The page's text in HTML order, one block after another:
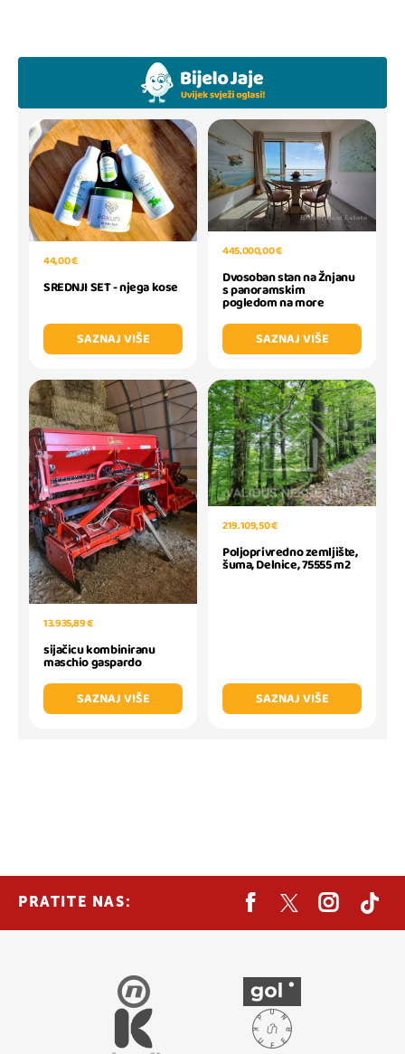
44,00 €
SREDNJI SET - njega kose
SAZNAJ VIŠE
445.000,00 €
Dvosoban stan na Žnjanu
s panoramskim
pogledom na more
SAZNAJ VIŠE
13.935,89 €
sijačicu kombiniranu
maschio gaspardo
SAZNAJ VIŠE
219.109,50 €
Poljoprivredno zemljište,
šuma, Delnice, 75555 m2
SAZNAJ VIŠE
PRATITE NAS: